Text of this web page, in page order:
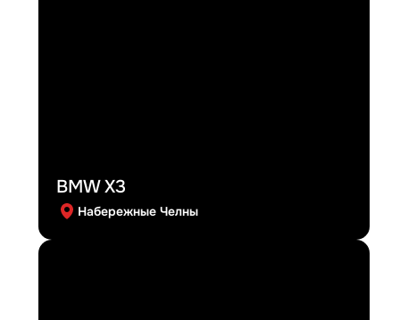
BMW X3
Набережные Челны